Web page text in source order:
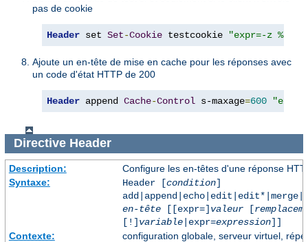
pas de cookie
Header set Set-Cookie testcookie "expr=-z
Ajoute un en-tête de mise en cache pour les réponses avec
un code d'état HTTP de 200
Header append Cache-Control s-maxage=600
Directive Header
Description:
Configure les en-têtes d'une réponse
Syntaxe:
Header [condition]
en-tête[[expr=] valeur[
[!] variable|expr=expression]]
Contexte:
configuration globale, serveur virtuel,